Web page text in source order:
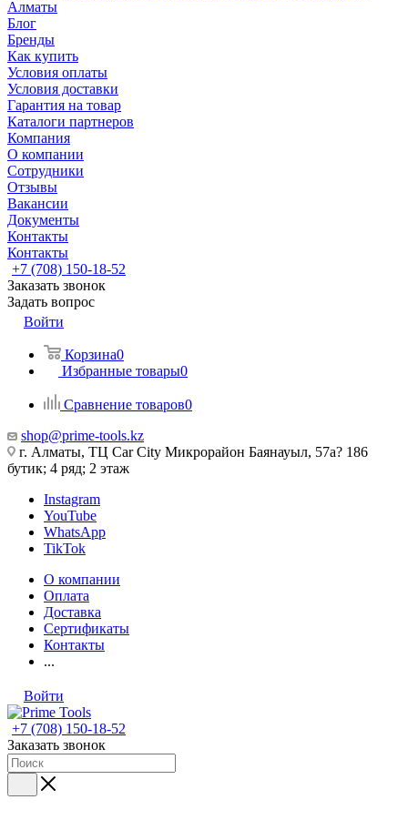
Алматы
Блог
Бренды
Как купить
Условия оплаты
Условия доставки
Гарантия на товар
Каталоги партнеров
Компания
О компании
Сотрудники
Отзывы
Вакансии
Документы
Контакты
Контакты
+7 (708) 150-18-52
Заказать звонок
Задать вопрос
Войти
Корзина0
Избранные товары0
Сравнение товаров0
shop@prime-tools.kz
г. Алматы, ТЦ Car City​ ​Микрорайон Баянауыл, 57а? ​186
бутик; 4 ряд; 2 этаж
Instagram
YouTube
WhatsApp
TikTok
О компании
Оплата
Доставка
Сертификаты
Контакты
...
Войти
+7 (708) 150-18-52
Заказать звонок